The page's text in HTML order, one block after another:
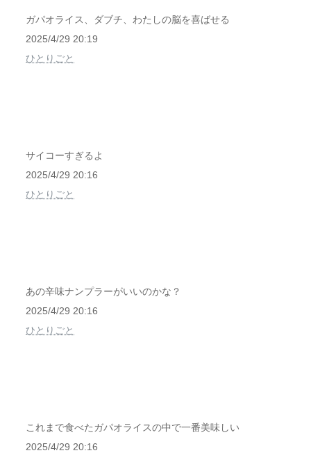
ガパオライス、ダブチ、わたしの脳を喜ばせる
2025/4/29 20:19
ひとりごと
サイコーすぎるよ
2025/4/29 20:16
ひとりごと
あの辛味ナンプラーがいいのかな？
2025/4/29 20:16
ひとりごと
これまで食べたガパオライスの中で一番美味しい
2025/4/29 20:16